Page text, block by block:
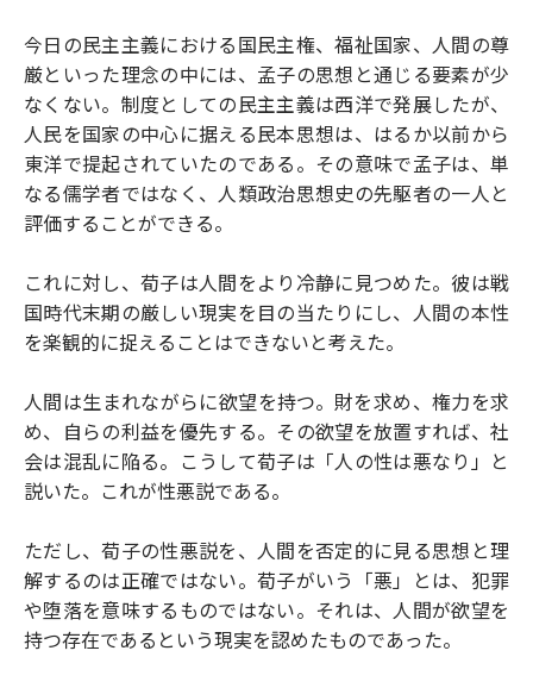
今日の民主主義における国民主権、福祉国家、人間の尊
厳といった理念の中には、孟子の思想と通じる要素が少
なくない。制度としての民主主義は西洋で発展したが、
人民を国家の中心に据える民本思想は、はるか以前から
東洋で提起されていたのである。その意味で孟子は、単
なる儒学者ではなく、人類政治思想史の先駆者の一人と
評価することができる。
これに対し、荀子は人間をより冷静に見つめた。彼は戦
国時代末期の厳しい現実を目の当たりにし、人間の本性
を楽観的に捉えることはできないと考えた。
人間は生まれながらに欲望を持つ。財を求め、権力を求
め、自らの利益を優先する。その欲望を放置すれば、社
会は混乱に陥る。こうして荀子は「人の性は悪なり」と
説いた。これが性悪説である。
ただし、荀子の性悪説を、人間を否定的に見る思想と理
解するのは正確ではない。荀子がいう「悪」とは、犯罪
や堕落を意味するものではない。それは、人間が欲望を
持つ存在であるという現実を認めたものであった。